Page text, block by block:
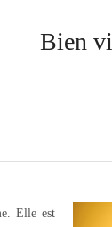
Bien
Elle est